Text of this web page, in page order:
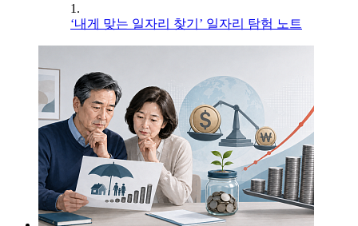
1.
‘내게 맞는 일자리 찾기’ 일자리 탐험 노트